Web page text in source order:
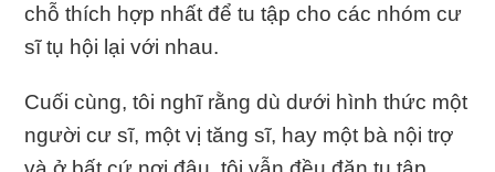
chỗ thích hợp nhất để tu tập cho các nhóm cư
sĩ tụ hội lại với nhau.
Cuối cùng, tôi nghĩ rằng dù dưới hình thức một
người cư sĩ, một vị tăng sĩ, hay một bà nội trợ